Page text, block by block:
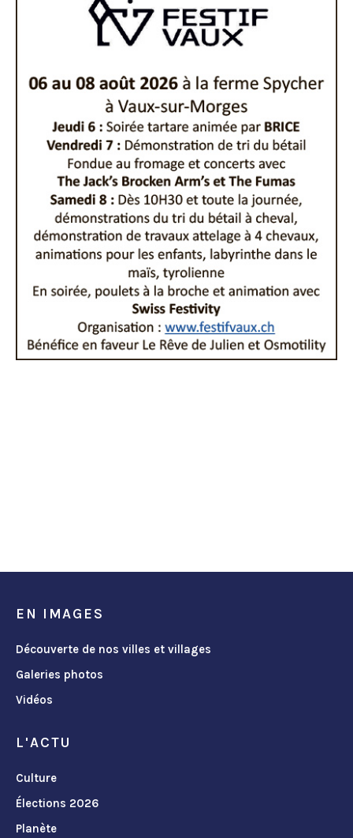
EN IMAGES
Découverte de nos villes et villages
Galeries photos
Vidéos
L'ACTU
Culture
Élections 2026
Planète